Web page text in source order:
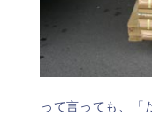
って言っても、「